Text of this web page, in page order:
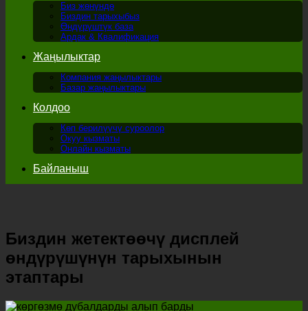
Биз жөнүндө
Биздин тарыхыбыз
Өндүрүштүк база
Ардак & Квалификация
Жаңылыктар
Компания жаңылыктары
Базар жаңылыктары
Колдоо
Көп берилүүчү суроолор
Окуу кызматы
Онлайн кызматы
Байланыш
Биздин жетектөөчү дисплей
өндүрүшүнүн тарыхынын
этаптары